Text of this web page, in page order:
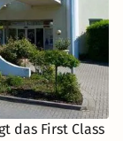
das First Class